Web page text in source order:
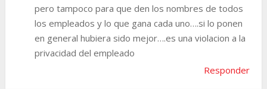
pero tampoco para que den los nombres de todos
los empleados y lo que gana cada uno….si lo ponen
en general hubiera sido mejor….es una violacion a la
privacidad del empleado
Responder